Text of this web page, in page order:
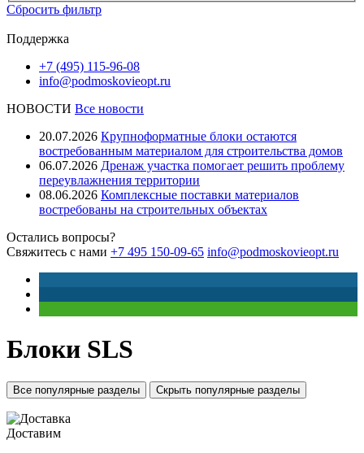
Сбросить фильтр
Поддержка
+7 (495) 115-96-08
info@podmoskovieopt.ru
НОВОСТИ Все новости
20.07.2026 Крупноформатные блоки остаются
востребованным материалом для строительства домов
06.07.2026 Дренаж участка помогает решить проблему
переувлажнения территории
08.06.2026 Комплексные поставки материалов
востребованы на строительных объектах
Остались вопросы?
Свяжитесь с нами +7 495 150-09-65 info@podmoskovieopt.ru
Блоки SLS
Все популярные разделы Скрыть популярные разделы
Доставим